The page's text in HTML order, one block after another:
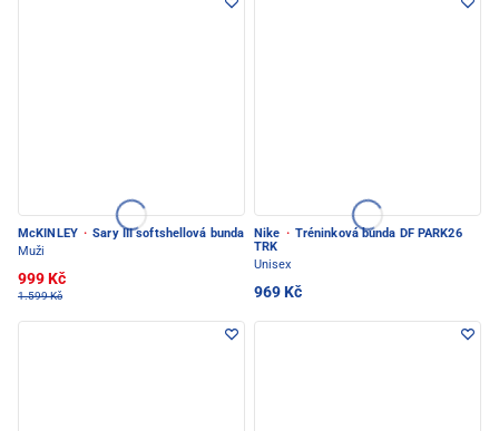
McKINLEY · Sary III softshellová bunda
Muži
999 Kč
1.599 Kč
Nike · Tréninková bunda DF PARK26
TRK
Unisex
969 Kč